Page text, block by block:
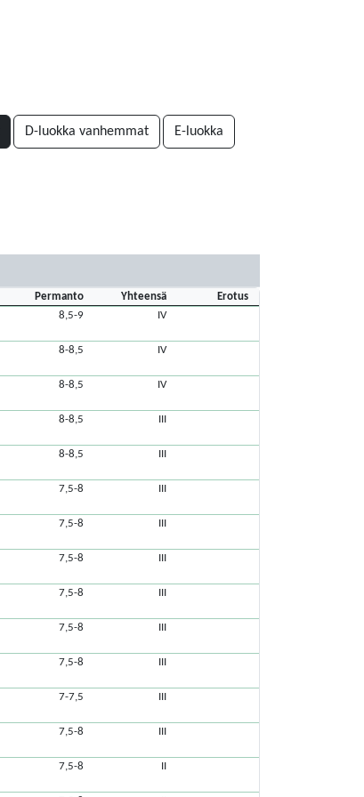
D-luokka vanhemmat E-luokka
Permanto Yhteensä
Erotus
8,5-9 IV
8-8,5 IV
8-8,5 IV
8-8,5 III
8-8,5 III
7,5-8 III
7,5-8 III
7,5-8 III
7,5-8 III
7,5-8 III
7,5-8 III
7-7,5 III
7,5-8 III
7,5-8 II